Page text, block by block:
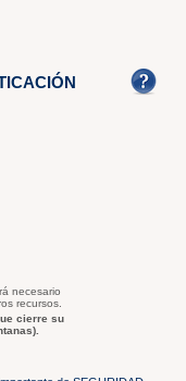
necesario
recursos.
cierre su